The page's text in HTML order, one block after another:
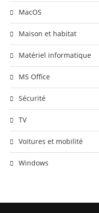
MacOS
Maison et habitat
Matériel informatique
MS Office
Sécurité
TV
Voitures et mobilité
Windows